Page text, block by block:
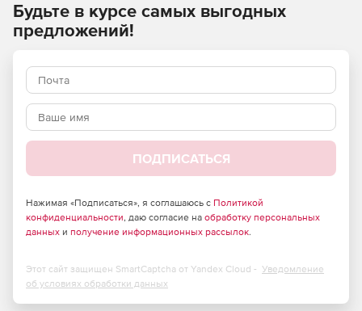
пользования комплекс «Континент» обеспечивает
фильтрацию принимаемых и передаваемых пакетов по
различным критериям (адресам отправителя и
дополнительным полям пакетов и т.д.). Решение
осуществляет поддержку VoIP, видеоконференций, ADSL,
Dial-Up и спутниковых каналов связи, технологии NAT/PAT
для сокрытия структуры сети.
Область применения:
воздействия со стороны сетей общего пользования.
Создание отказоустойчивой VPN-сети между
Защита сетевого трафика в мультисервисных сетях
Будьте в курсе самых выгодных
предложений!
ПОДПИСАТЬСЯ
Нажимая «Подписаться», я соглашаюсь с Политикой
конфиденциальности, даю согласие на обработку персональных
данных и получение информационных рассылок.
Этот сайт защищен SmartCaptcha от Yandex Cloud - Уведомление
об условиях обработки данных